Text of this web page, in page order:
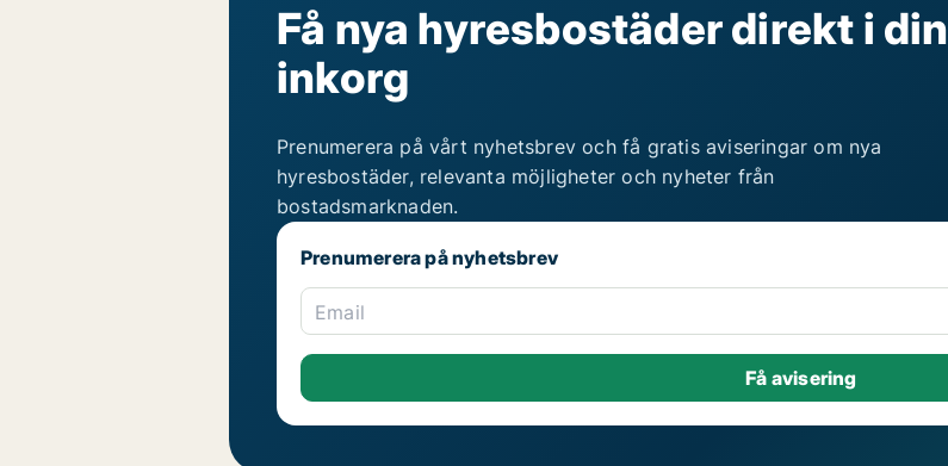
Få nya hyresbostäder direkt i din
inkorg
Prenumerera på vårt nyhetsbrev och få gratis aviseringar om nya
hyresbostäder, relevanta möjligheter och nyheter från
bostadsmarknaden.
Prenumerera på nyhetsbrev
Email